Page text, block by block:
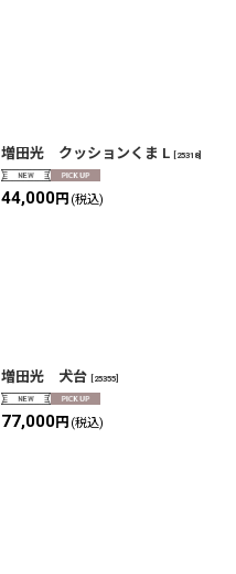
増田光 クッションくま L 25318]
44,000円 (税込)
増田光 犬台 25355
77,000円 (税込)